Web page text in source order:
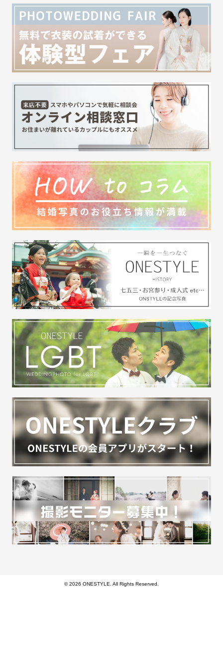
© 2026 ONESTYLE. All Rights Reserved.